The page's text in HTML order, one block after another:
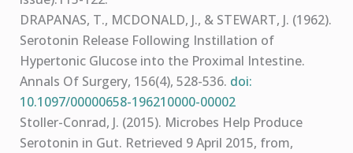
DRAPANAS, T., MCDONALD, J., & STEWART, J. (1962).
Serotonin Release Following Instillation of
Hypertonic Glucose into the Proximal Intestine.
Annals Of Surgery, 156(4), 528-536. doi:
10.1097/00000658-196210000-00002
Stoller-Conrad, J. (2015). Microbes Help Produce
Serotonin in Gut. Retrieved 9 April 2015, from,